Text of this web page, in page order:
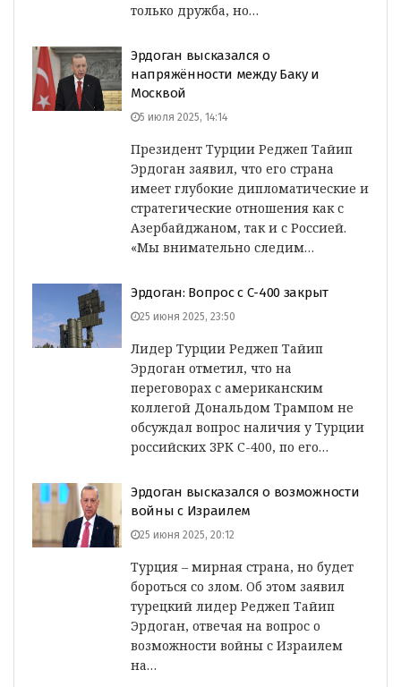
только дружба, но…
Эрдоган высказался о
напряжённости между Баку и
Москвой
5 июля 2025, 14:14
Президент Турции Реджеп Тайип
Эрдоган заявил, что его страна
имеет глубокие дипломатические и
стратегические отношения как с
Азербайджаном, так и с Россией.
«Мы внимательно следим…
Эрдоган: Вопрос с С-400 закрыт
25 июня 2025, 23:50
Лидер Турции Реджеп Тайип
Эрдоган отметил, что на
переговорах с американским
коллегой Дональдом Трампом не
обсуждал вопрос наличия у Турции
российских ЗРК С-400, по его…
Эрдоган высказался о возможности
войны с Израилем
25 июня 2025, 20:12
Турция – мирная страна, но будет
бороться со злом. Об этом заявил
турецкий лидер Реджеп Тайип
Эрдоган, отвечая на вопрос о
возможности войны с Израилем
на…